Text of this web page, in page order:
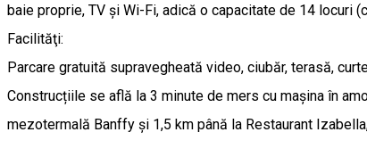
baie proprie, TV și Wi-Fi, adică o capacitate de 14 locuri
Facilităţi:
Parcare gratuită supravegheată video, ciubăr, terasă,
Construcțiile se află la 3 minute de mers cu mașina în
mezotermală Banffy și 1,5 km până la Restaurant